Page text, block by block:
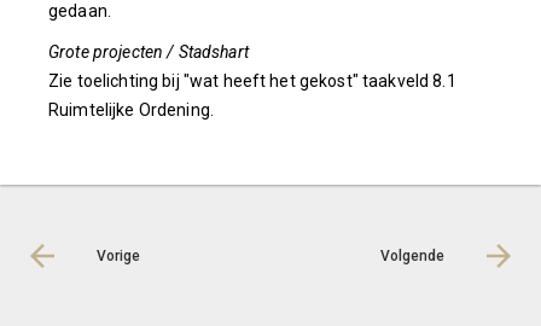
gedaan.
Grote projecten / Stadshart
Zie toelichting bij "wat heeft het gekost" taakveld 8.1
Ruimtelijke Ordening.
Vorige Volgende